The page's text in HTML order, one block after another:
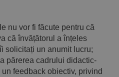
nu vor fi făcute pentru că
că învățătorul a înțeles
solicitați un anumit lucru;
părerea cadrului didactic-
feedback obiectiv, privind